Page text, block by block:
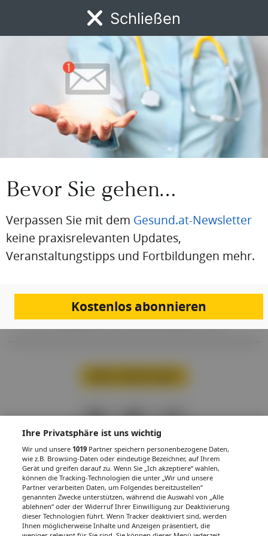
Facharzt für Innere Medizin und Facharzt für
Gastroenterologie und Hepatologie
Foto: © Mang Stefan
Medizinische Expertise
SPRECHSTUNDE
Abdominelle Beschwerden bei junger
Frau: funktionell oder organisch?
Monaten bestehende Blähungen, krampfartige Bauchschmerzen und
wechselnde Stuhlkonsistenz. Die Beschwerden treten vor allem nach
dem Essen auf und variieren stark. Die Patientin wirkt besorgt und gibt
an, dass ihr Alltagsleben zunehmend beeinträchtigt sei. Was tun?
IMPRESSUM DATENSCHUTZ BAFG NUTZUNGSBEDINGUNGEN
MEDIADATEN & TARIFE PRESSE ZWECKE ANZEIGEN
© 2026 Gesund.at – All rights reserved – Patientenwissen:
Ihre Privatsphäre ist uns wichtig
Wir und unsere1019 Partner speichern personenbezogene Daten,
wie z.B. Browsing-Daten oder eindeutige Bezeichner, auf Ihrem
Gerät und greifen darauf zu. Wenn Sie „Ich akzeptiere“ wählen,
können die Tracking-Technologien die unter „Wir und unsere
Partner verarbeiten Daten, um Folgendes bereitzustellen“
genannten Zwecke unterstützen, während die Auswahl von „Alle
ablehnen“ oder der Widerruf Ihrer Einwilligung zur Deaktivierung
dieser Technologien führt. Wenn Tracker deaktiviert sind, werden
Ihnen möglicherweise Inhalte und Anzeigen präsentiert, die
Schließen
Bevor Sie gehen…
Verpassen Sie mit dem Gesund.at-Newsletter
keine praxisrelevanten Updates,
Veranstaltungstipps und Fortbildungen mehr.
Kostenlos abonnieren